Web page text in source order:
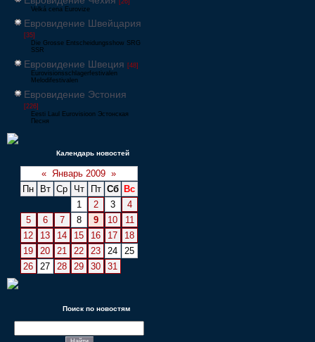
[26]
Velká cena Eurovize
Евровидение Швейцария
[35]
Die Grosse Entscheidungsshow SRG
SSR
Евровидение Швеция [48]
Eurovisionsschlagerfestivalen
Melodifestivalen
Евровидение Эстония
[226]
Eesti Laul Eurovisioon Эстонская
Песня
Календарь новостей
« Январь 2009 »
Пн
Вт Ср Чт Пт Сб
Вс
1
2 3
4
5
6 7 8 9 10
11
12
13 14 15 16 17
18
19
20 21 22 23 24
25
26
27 28 29 30 31
Поиск по новостям